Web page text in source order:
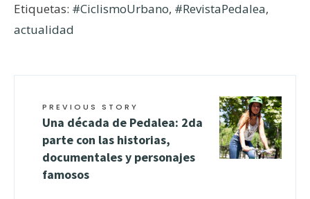
Etiquetas: #CiclismoUrbano, #RevistaPedalea,
actualidad
PREVIOUS STORY
Una década de Pedalea: 2da
parte con las historias,
documentales y personajes
famosos